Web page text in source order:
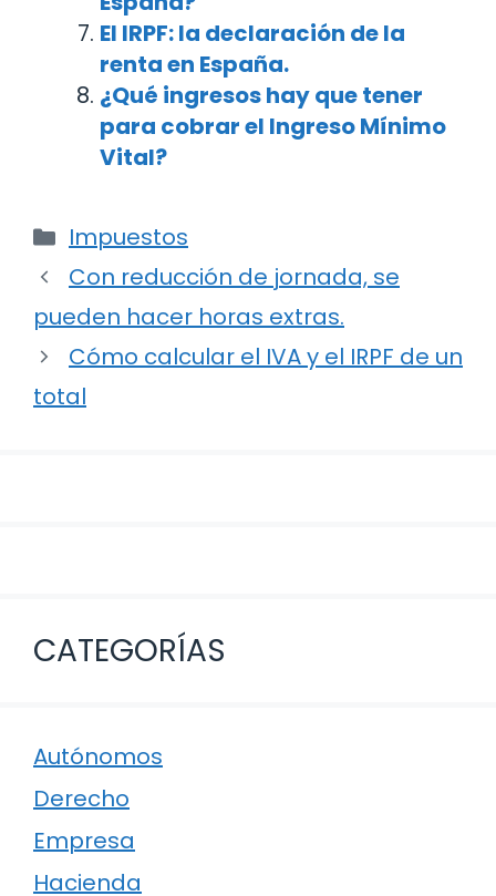
El IRPF: la declaración de la
renta en España.
¿Qué ingresos hay que tener
para cobrar el Ingreso Mínimo
Vital?
Categorías
Impuestos
Navegación
de
entradas
Con reducción de jornada, se
pueden hacer horas extras.
Cómo calcular el IVA y el IRPF de un
total
CATEGORÍAS
Autónomos
Derecho
Empresa
Hacienda